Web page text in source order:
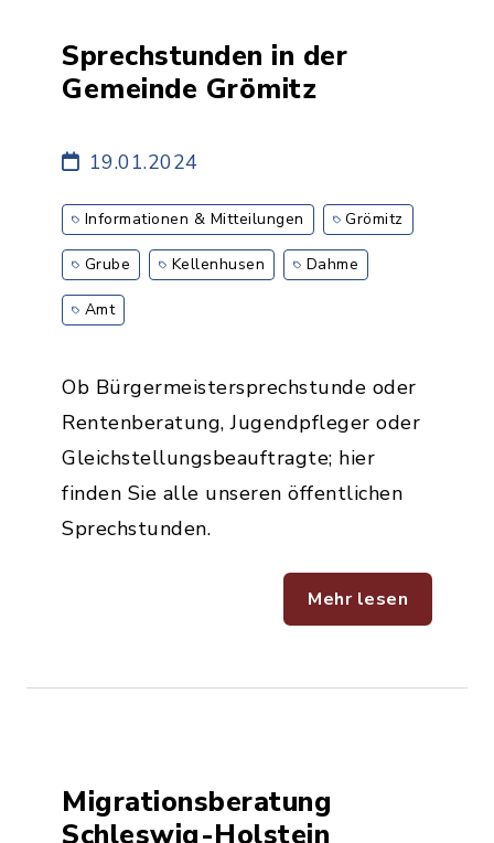
Sprechstunden in der
Gemeinde Grömitz
19.01.2024
Informationen & Mitteilungen Grömitz
Grube Kellenhusen Dahme
Amt
Ob Bürgermeistersprechstunde oder
Rentenberatung, Jugendpfleger oder
Gleichstellungsbeauftragte; hier
finden Sie alle unseren öffentlichen
Sprechstunden.
Mehr lesen
Migrationsberatung
Schleswig-Holstein